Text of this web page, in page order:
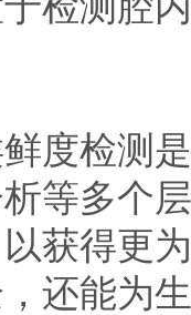
度检测
等多个
以获得更
还能为